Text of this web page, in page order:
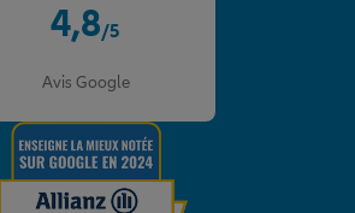
4,8/5
Avis Google